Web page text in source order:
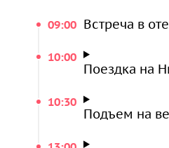
09:00 Встреча в
10:00
Поездка на
10:30
Подъем на